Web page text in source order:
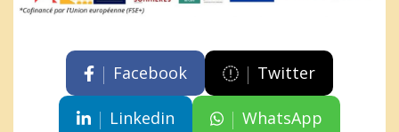
Facebook Twitter
Linkedin WhatsApp